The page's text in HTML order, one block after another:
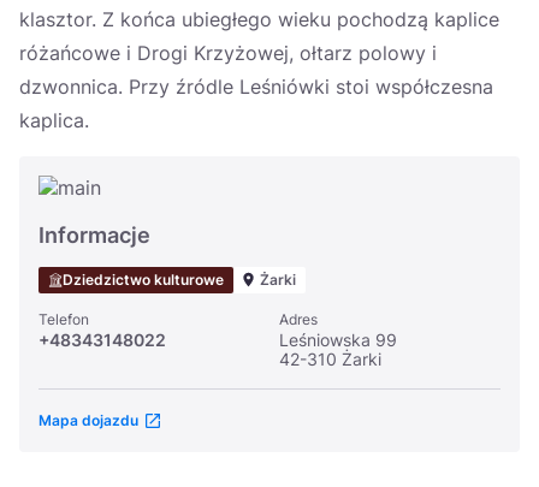
klasztor. Z końca ubiegłego wieku pochodzą kaplice
różańcowe i Drogi Krzyżowej, ołtarz polowy i
dzwonnica. Przy źródle Leśniówki stoi współczesna
kaplica.
Informacje
Dziedzictwo kulturowe Żarki
Telefon
+48343148022
Adres
Leśniowska 99
42-310 Żarki
Mapa dojazdu